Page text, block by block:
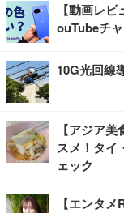
【動画レ
ouTubeチ
10G光回線
【アジア
スメ！タイ
ェック
【エンタ